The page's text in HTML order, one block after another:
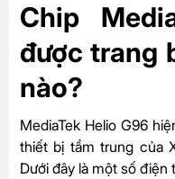
Chip
được trang
nào?
MediaTek Helio G96
thiết bị tầm trung của
Dưới đây là một số điện